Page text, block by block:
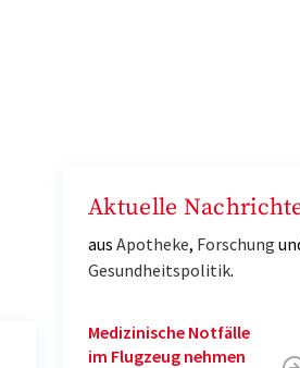
Aktuelle
aus Apotheke, Forschung
Gesundheitspolitik.
Medizinische Notfälle
im Flugzeug nehmen